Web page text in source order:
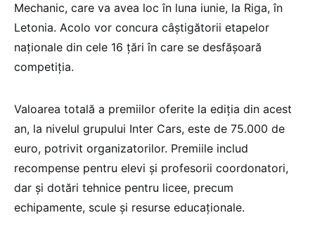
Mechanic, care va avea loc în luna iunie, la Riga, în
Letonia. Acolo vor concura câștigătorii etapelor
naționale din cele 16 țări în care se desfășoară
competiția.
Valoarea totală a premiilor oferite la ediția din acest
an, la nivelul grupului Inter Cars, este de 75.000 de
euro, potrivit organizatorilor. Premiile includ
recompense pentru elevi și profesorii coordonatori,
dar și dotări tehnice pentru licee, precum
echipamente, scule și resurse educaționale.